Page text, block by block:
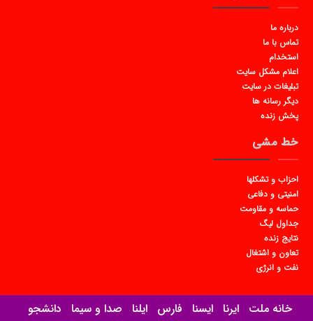
درباره ما
تماس با ما
استخدام
اعلام مشکل سایت
تبلیغات در سایت
دیگر رسانه ها
پخش زنده
خط مشی
احزاب و تشکلها
امنیتی و دفاعی
حماسه و مقاومت
جداول لیگ
نتایج زنده
تعاون و اشتغال
نفت و انرژی
خانه ملت ایرنا ایسنا فارس ایلنا صدا و سیما دانشجو